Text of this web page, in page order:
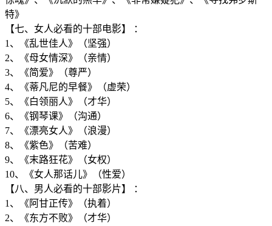
特》
【七、女人必看的十部电影】 ：
1、《乱世佳人》（坚强）
2、《母女情深》（亲情）
3、《简爱》（尊严）
4、《蒂凡尼的早餐》（虚荣）
5、《白领丽人》（才华）
6、《钢琴课》（沟通）
7、《漂亮女人》（浪漫）
8、《紫色》（苦难）
9、《末路狂花》（女权）
10、《女人那话儿》（性爱）
【八、男人必看的十部影片】 ：
1、《阿甘正传》（执着）
2、《东方不败》（才华）